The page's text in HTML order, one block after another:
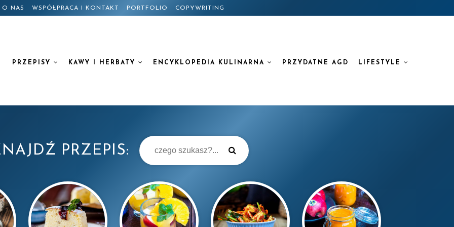
O NAS WSPÓŁPRACA I KONTAKT PORTFOLIO COPYWRITING
PRZEPISY KAWY I HERBATY ENCYKLOPEDIA KULINARNA PRZYDATNE AGD LIFESTYLE
PRZEPIS: